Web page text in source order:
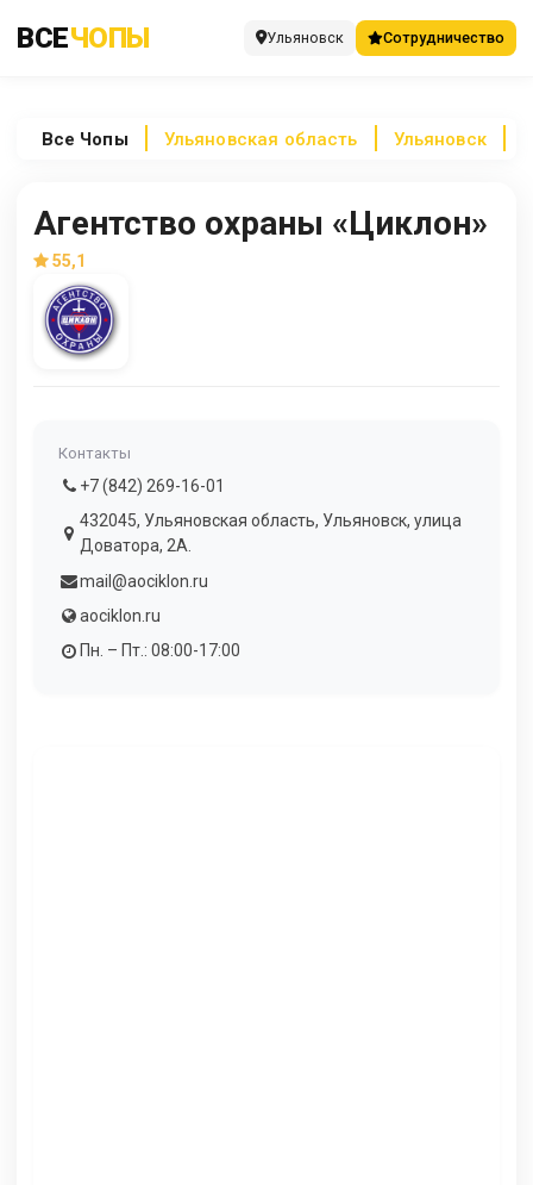
ВСЕЧОПЫ Ульяновск Сотрудничество
Все Чопы Ульяновская область Ульяновск
Агентство охраны «Циклон»
55,1
Контакты
+7 (842) 269-16-01
432045, Ульяновская область, Ульяновск, улица
Доватора, 2А.
mail@aociklon.ru
aociklon.ru
Пн. – Пт.: 08:00-17:00